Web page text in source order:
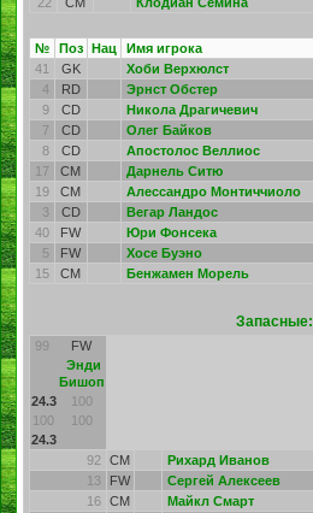
№ Поз Нац Имя игрока
41
GK Хоби Верхюлст
4
RD Эрнст Обстер
9
CD Никола Драгичевич
7
CD Олег Байков
8
CD Апостолос Веллиос
17
CM Дарнель Ситю
19
CM Алессандро Монтиччиоло
3
CD Вегар Ландос
40
FW Юри Фонсека
5
FW Хосе Буэно
15
CM Бенжамен Морель
Запасные:
99
FW
Энди
Бишоп
24.3
100
100
100
24.3
92
CM Рихард Иванов
13
FW Сергей Алексеев
16
CM Майкл Смарт